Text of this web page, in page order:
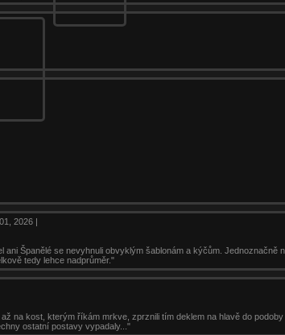
2026 |
ani Španělé se nevyhnuli obvyklým šablonám a kýčům.
tedy lehce nadprůměr."
na kost, kterým říkám mrkve, zprznili tím deklem na hlavě do
ostatní postavy vypadaly..."